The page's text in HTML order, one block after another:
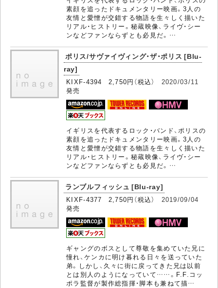
素顔を追ったドキュメンタリー映画。3人の
友情と愛憎が交錯する物語を生々しく描いた
リアル・ヒストリー。秘蔵映像、ライヴ・シー
ンなどファンならずとも必見だ。…
ポリス/サヴァイヴィング・ザ・ポリス [Blu-
ray]
KIXF-4394 2,750円（税込） 2020/03/11
発売
イギリスを代表するロック・バンド、ポリスの
素顔を追ったドキュメンタリー映画。3人の
友情と愛憎が交錯する物語を生々しく描いた
リアル・ヒストリー。秘蔵映像、ライヴ・シー
ンなどファンならずとも必見だ。…
ランブルフィッシュ [Blu-ray]
KIXF-4377 2,750円（税込） 2019/09/04
発売
ギャングのボスとして尊敬を集めていた兄に
憧れ、ケンカに明け暮れる日々を送っていた
弟。しかし、久々に街に戻ってきた兄は以前
とは別人のようになっていて……。F.F.コッ
ポラ監督が製作総指揮・脚本も兼ねて描…